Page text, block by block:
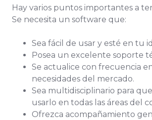
Hay varios puntos importantes a
Se necesita un software que:
Sea fácil de usar y esté en tu
Posea un excelente soporte
Se actualice con frecuencia
necesidades del mercado.
Sea multidisciplinario para
usarlo en todas las áreas del
Ofrezca acompañamiento